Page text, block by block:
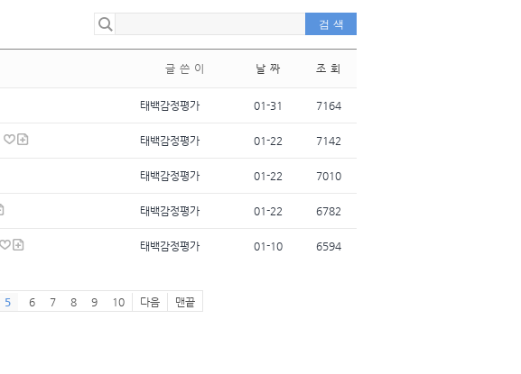
글 쓴 이 날 짜 조 회
태백감정평가 01-31 7164
태백감정평가 01-22 7142
태백감정평가 01-22 7010
태백감정평가 01-22 6782
태백감정평가 01-10 6594
5 6 7 8 9 10 다음 맨끝